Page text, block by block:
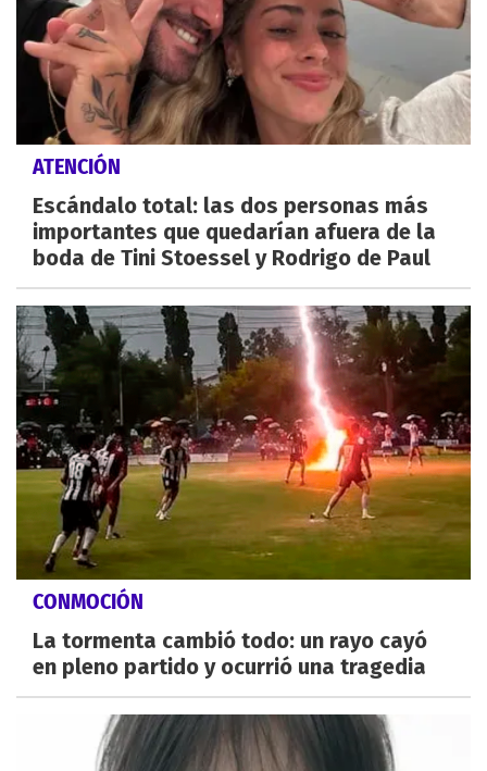
ATENCIÓN
Escándalo total: las dos personas más
importantes que quedarían afuera de la
boda de Tini Stoessel y Rodrigo de Paul
CONMOCIÓN
La tormenta cambió todo: un rayo cayó
en pleno partido y ocurrió una tragedia